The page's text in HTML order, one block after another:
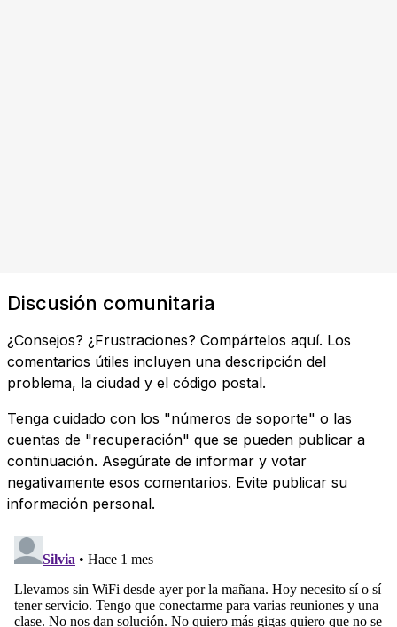
Discusión comunitaria
¿Consejos? ¿Frustraciones? Compártelos aquí. Los
comentarios útiles incluyen una descripción del
problema, la ciudad y el código postal.
Tenga cuidado con los "números de soporte" o las
cuentas de "recuperación" que se pueden publicar a
continuación. Asegúrate de informar y votar
negativamente esos comentarios. Evite publicar su
información personal.